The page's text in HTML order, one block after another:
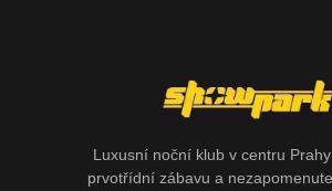
Luxusní noční klub v centru
prvotřídní zábavu a